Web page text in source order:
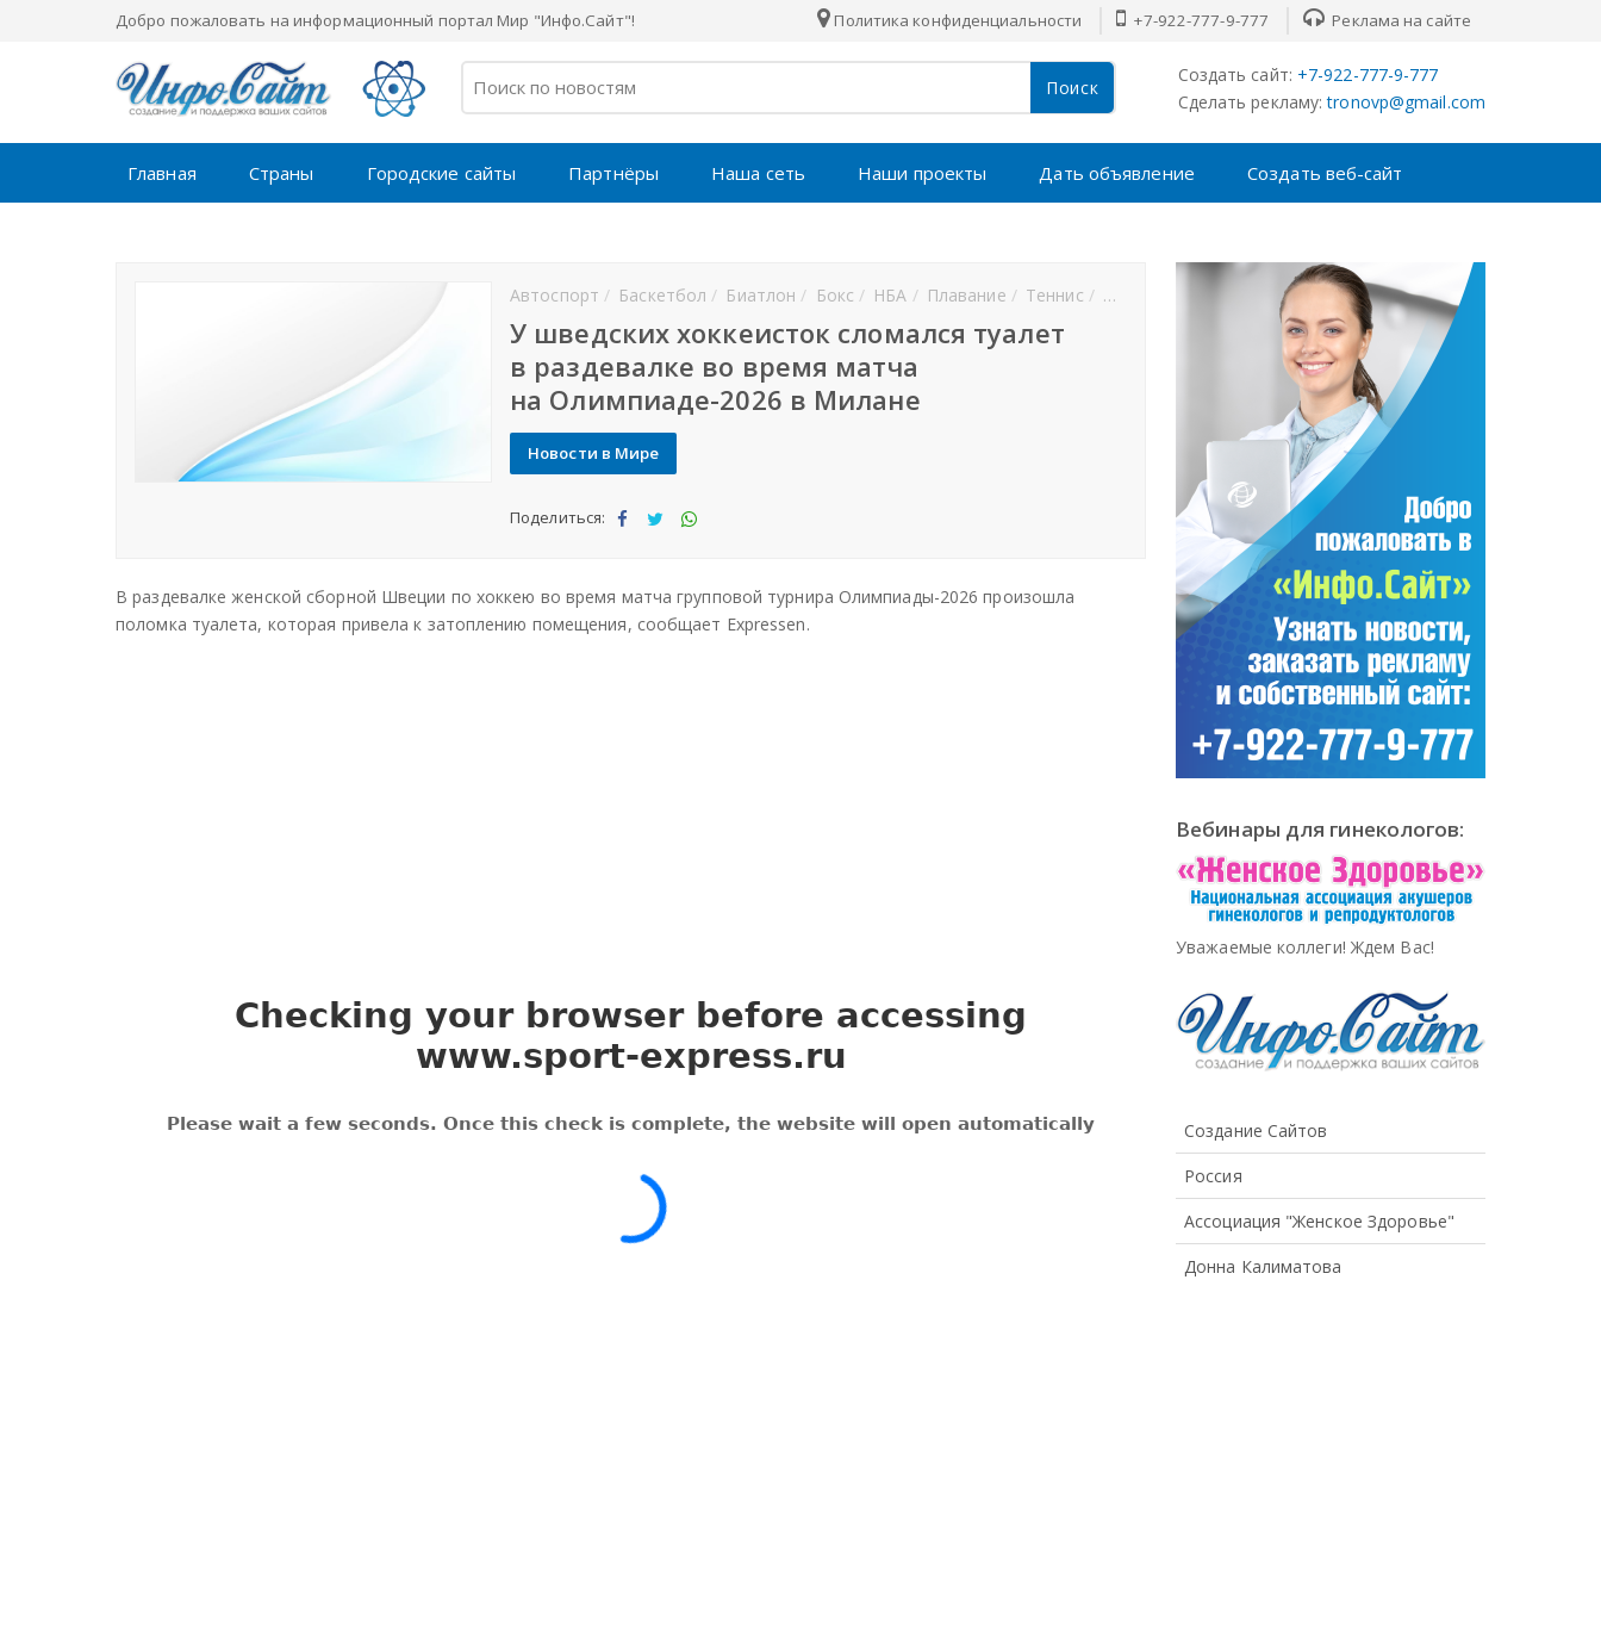
Добро пожаловать на информационный портал Мир "Инфо.Сайт"! Политика конфиденциальности +7-922-777-9-777 Реклама на сайте
Поиск
Создать сайт: +7-922-777-9-777
Сделать рекламу: tronovp@gmail.com
Главная Страны Городские сайты Партнёры Наша сеть Наши проекты Дать объявление Создать веб-сайт
Автоспорт Баскетбол Биатлон Бокс НБА Плавание Теннис Футбол MMA Новости спорта
У шведских хоккеисток сломался туалет
в раздевалке во время матча
на Олимпиаде-2026 в Милане
Новости в Мире
Поделиться:
тьс
я
тьс
я
тьс
я
В раздевалке женской сборной Швеции по хоккею во время матча групповой турнира Олимпиады-2026 произошла
поломка туалета, которая привела к затоплению помещения, сообщает Expressen.
Вебинары для гинекологов:
Уважаемые коллеги! Ждем Вас!
Создание Сайтов
Россия
Ассоциация "Женское Здоровье"
Донна Калиматова